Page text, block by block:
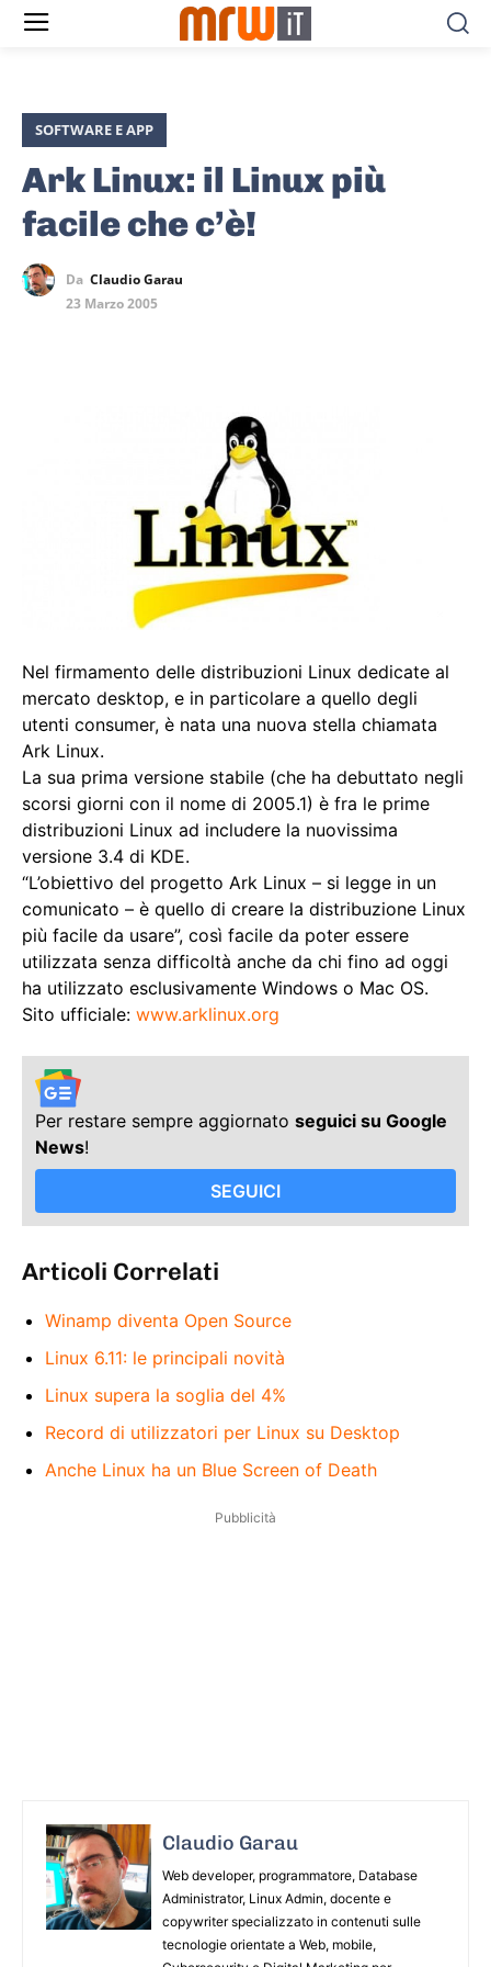
SOFTWARE E APP
Ark Linux: il Linux più
facile che c’è!
Da Claudio Garau
23 Marzo 2005
Nel firmamento delle distribuzioni Linux dedicate al
mercato desktop, e in particolare a quello degli
utenti consumer, è nata una nuova stella chiamata
Ark Linux.
La sua prima versione stabile (che ha debuttato negli
scorsi giorni con il nome di 2005.1) è fra le prime
distribuzioni Linux ad includere la nuovissima
versione 3.4 di KDE.
“L’obiettivo del progetto Ark Linux – si legge in un
comunicato – è quello di creare la distribuzione Linux
più facile da usare”, così facile da poter essere
utilizzata senza difficoltà anche da chi fino ad oggi
ha utilizzato esclusivamente Windows o Mac OS.
Sito ufficiale: www.arklinux.org
Per restare sempre aggiornato seguici su Google
News!
SEGUICI
Articoli Correlati
Winamp diventa Open Source
Linux 6.11: le principali novità
Linux supera la soglia del 4%
Record di utilizzatori per Linux su Desktop
Anche Linux ha un Blue Screen of Death
Pubblicità
Claudio Garau
Web developer, programmatore, Database
Administrator, Linux Admin, docente e
copywriter specializzato in contenuti sulle
tecnologie orientate a Web, mobile,